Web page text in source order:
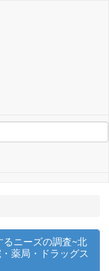
ニーズの調査~北
薬局・ドラッグス